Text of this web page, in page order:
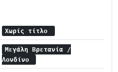
Χωρίς τίτλο
Μεγάλη Βρετανία /
Λονδίνο